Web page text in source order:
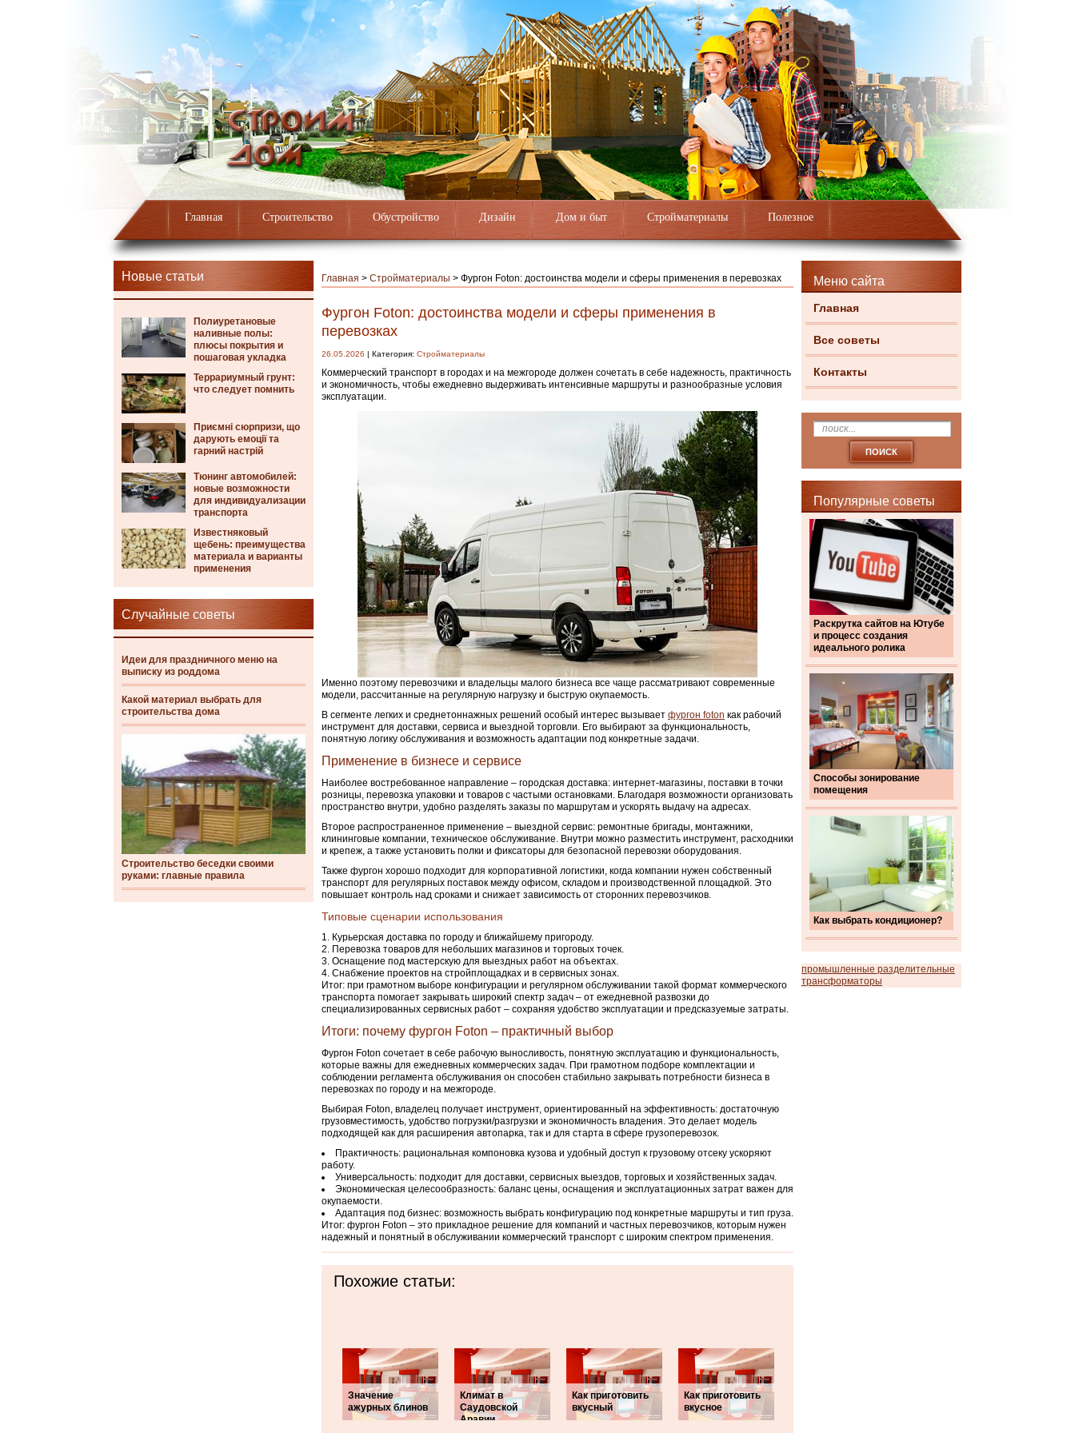
Главная Строительство Обустройство Дизайн Дом и быт Стройматериалы Полезное
Новые статьи
Полиуретановые
наливные полы:
плюсы покрытия и
пошаговая укладка
Террариумный грунт:
что следует помнить
Приємні сюрпризи, що
дарують емоції та
гарний настрій
Тюнинг автомобилей:
новые возможности
для индивидуализации
транспорта
Известняковый
щебень: преимущества
материала и варианты
применения
Случайные советы
Идеи для праздничного меню на
выписку из роддома
Какой материал выбрать для
строительства дома
Строительство беседки своими
руками: главные правила
Меню сайта
Главная
Все советы
Контакты
Популярные советы
Раскрутка сайтов на Ютубе
и процесс создания
идеального ролика
Способы зонирование
помещения
Как выбрать кондиционер?
промышленные разделительные
трансформаторы
Главная > Стройматериалы > Фургон Foton: достоинства модели и сферы применения в перевозках
Фургон Foton: достоинства модели и сферы применения в
перевозках
26.05.2026 | Категория: Стройматериалы
Коммерческий транспорт в городах и на межгороде должен сочетать в себе надежность, практичность
и экономичность, чтобы ежедневно выдерживать интенсивные маршруты и разнообразные условия
эксплуатации.
Именно поэтому перевозчики и владельцы малого бизнеса все чаще рассматривают современные
модели, рассчитанные на регулярную нагрузку и быструю окупаемость.
В сегменте легких и среднетоннажных решений особый интерес вызывает фургон foton как рабочий
инструмент для доставки, сервиса и выездной торговли. Его выбирают за функциональность,
понятную логику обслуживания и возможность адаптации под конкретные задачи.
Применение в бизнесе и сервисе
Наиболее востребованное направление – городская доставка: интернет-магазины, поставки в точки
розницы, перевозка упаковки и товаров с частыми остановками. Благодаря возможности организовать
пространство внутри, удобно разделять заказы по маршрутам и ускорять выдачу на адресах.
Второе распространенное применение – выездной сервис: ремонтные бригады, монтажники,
клининговые компании, техническое обслуживание. Внутри можно разместить инструмент, расходники
и крепеж, а также установить полки и фиксаторы для безопасной перевозки оборудования.
Также фургон хорошо подходит для корпоративной логистики, когда компании нужен собственный
транспорт для регулярных поставок между офисом, складом и производственной площадкой. Это
повышает контроль над сроками и снижает зависимость от сторонних перевозчиков.
Типовые сценарии использования
Курьерская доставка по городу и ближайшему пригороду.
Перевозка товаров для небольших магазинов и торговых точек.
Оснащение под мастерскую для выездных работ на объектах.
Снабжение проектов на стройплощадках и в сервисных зонах.
Итог: при грамотном выборе конфигурации и регулярном обслуживании такой формат коммерческого
транспорта помогает закрывать широкий спектр задач – от ежедневной развозки до
специализированных сервисных работ – сохраняя удобство эксплуатации и предсказуемые затраты.
Итоги: почему фургон Foton – практичный выбор
Фургон Foton сочетает в себе рабочую выносливость, понятную эксплуатацию и функциональность,
которые важны для ежедневных коммерческих задач. При грамотном подборе комплектации и
соблюдении регламента обслуживания он способен стабильно закрывать потребности бизнеса в
перевозках по городу и на межгороде.
Выбирая Foton, владелец получает инструмент, ориентированный на эффективность: достаточную
грузовместимость, удобство погрузки/разгрузки и экономичность владения. Это делает модель
подходящей как для расширения автопарка, так и для старта в сфере грузоперевозок.
Практичность: рациональная компоновка кузова и удобный доступ к грузовому отсеку ускоряют
работу.
Универсальность: подходит для доставки, сервисных выездов, торговых и хозяйственных задач.
Экономическая целесообразность: баланс цены, оснащения и эксплуатационных затрат важен для
окупаемости.
Адаптация под бизнес: возможность выбрать конфигурацию под конкретные маршруты и тип груза.
Итог: фургон Foton – это прикладное решение для компаний и частных перевозчиков, которым нужен
надежный и понятный в обслуживании коммерческий транспорт с широким спектром применения.
Похожие статьи:
Значение
ажурных блинов
Климат в
Саудовской
Аравии
Как приготовить
вкусный
Как приготовить
вкусное